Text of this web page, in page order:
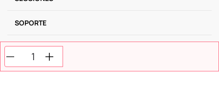
SOPORTE
SERVICIOS
NOSOTROS